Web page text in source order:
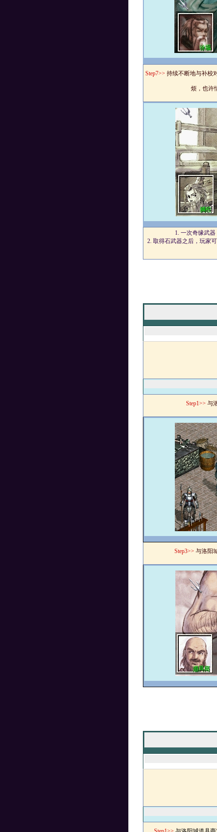
Step7>> 持续不断地与补校
烦，也许
1. 一次奇缘武
2. 取得石武器之后，玩家
Step1>> 与
Step3>> 与洛阳